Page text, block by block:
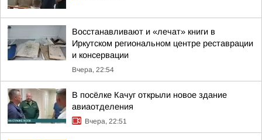
Восстанавливают и «лечат» книги в
Иркутском региональном центре реставрации
и консервации
Вчера, 22:54
В посёлке Качуг открыли новое здание
авиаотделения
Вчера, 22:51